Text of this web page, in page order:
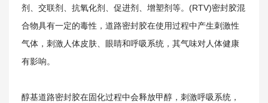
剂、交联剂、抗氧化剂、促进剂、增塑剂等。(RTV)密封胶混
合物具有一定的毒性， 道路密封胶在使用过程中产生刺激性
气体，刺激人体皮肤、眼睛和呼吸系统，其气味对人体健康
有影响。
醇基道路密封胶在固化过程中会释放甲醇，刺激呼吸系统，